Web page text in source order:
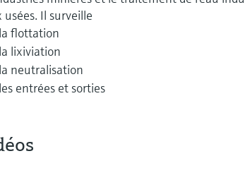
usées. Il surveille
la flottation
la lixiviation
la neutralisation
les entrées et sorties